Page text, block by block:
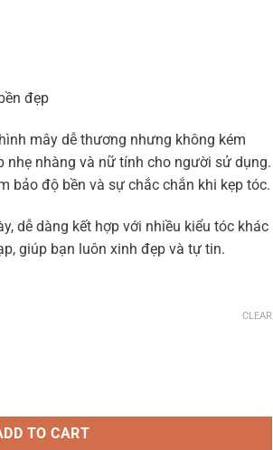
đẹp
mây dễ thương nhưng không kém
nhẹ nhàng và nữ tính cho người sử dụng.
bảo độ bền và sự chắc chắn khi kẹp tóc.
dễ dàng kết hợp với nhiều kiểu tóc khác
giúp bạn luôn xinh đẹp và tự tin.
CLEAR
TO CART